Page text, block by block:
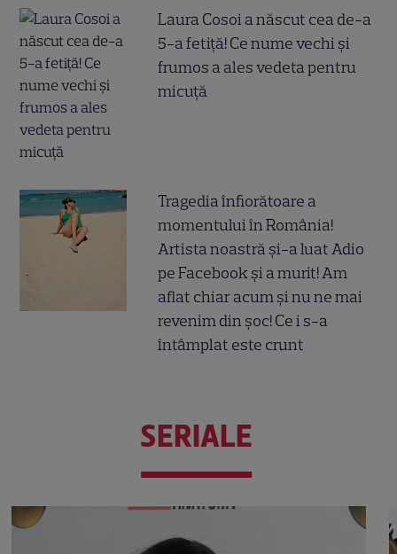
Laura Cosoi a născut cea de-a
5-a fetiță! Ce nume vechi și
frumos a ales vedeta pentru
micuță
Tragedia înfiorătoare a
momentului în România!
Artista noastră și-a luat Adio
pe Facebook și a murit! Am
aflat chiar acum și nu ne mai
revenim din șoc! Ce i s-a
întâmplat este crunt
SERIALE